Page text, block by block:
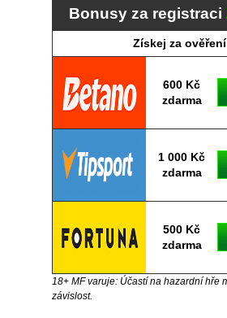
Bonusy za registraci
Získej za
600 Kč
zdarma
1 000 Kč
zdarma
500 Kč
zdarma
18+ MF varuje: Účastí na hazardní hře
závislost.